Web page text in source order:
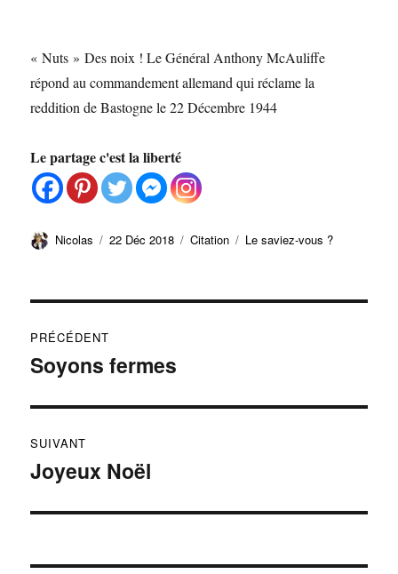
« Nuts » Des noix ! Le Général Anthony McAuliffe
répond au commandement allemand qui réclame la
reddition de Bastogne le 22 Décembre 1944
Le partage c'est la liberté
Auteur
Nicolas
Publié
22 Déc 2018 Format
Citation Catégories
Le saviez-vous ?
de
PRÉCÉDENT
Publication
Soyons fermes
SUIVANT
Publication
Joyeux Noël